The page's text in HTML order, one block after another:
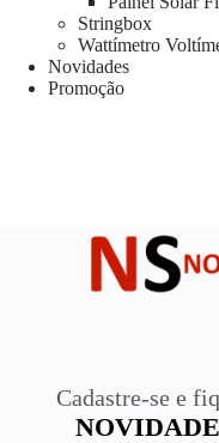
Stringbox
Wattímetro
Novidades
Promoção
Cadastre-se e